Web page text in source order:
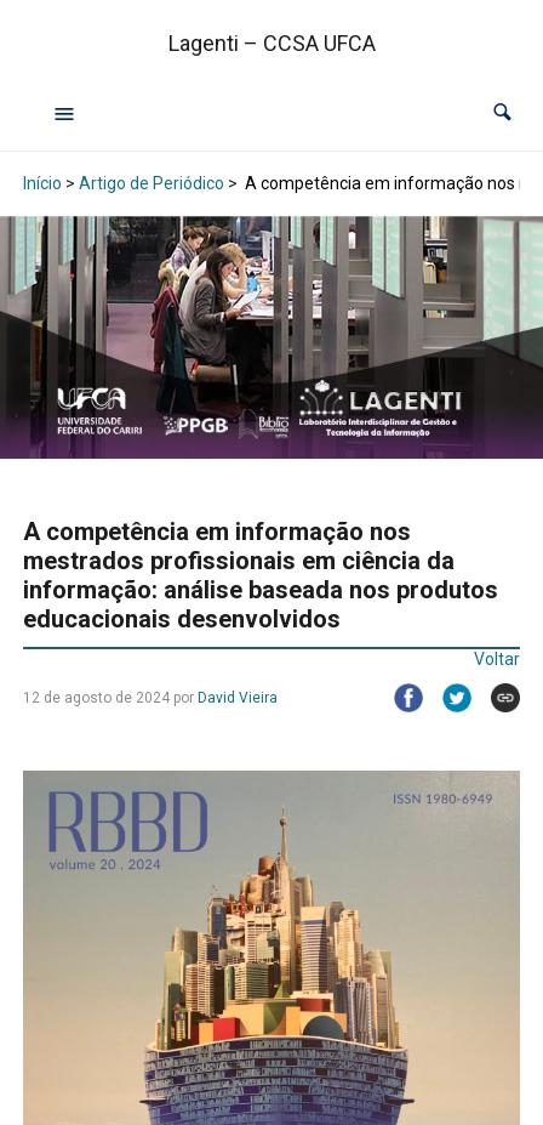
Lagenti – CCSA UFCA
Início > Artigo de Periódico > A competência em informação nos
A competência em informação nos
mestrados profissionais em ciência da
informação: análise baseada nos produtos
educacionais desenvolvidos
Voltar
12 de agosto de 2024 por David Vieira